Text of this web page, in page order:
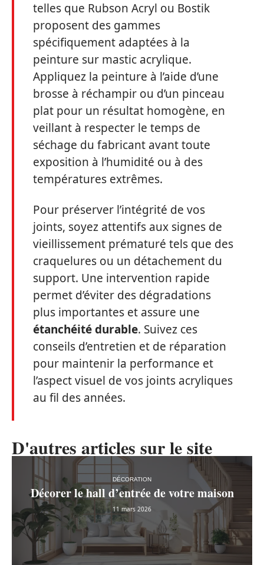
telles que Rubson Acryl ou Bostik
proposent des gammes
spécifiquement adaptées à la
peinture sur mastic acrylique.
Appliquez la peinture à l’aide d’une
brosse à réchampir ou d’un pinceau
plat pour un résultat homogène, en
veillant à respecter le temps de
séchage du fabricant avant toute
exposition à l’humidité ou à des
températures extrêmes.
Pour préserver l’intégrité de vos
joints, soyez attentifs aux signes de
vieillissement prématuré tels que des
craquelures ou un détachement du
support. Une intervention rapide
permet d’éviter des dégradations
plus importantes et assure une
étanchéité durable. Suivez ces
conseils d’entretien et de réparation
pour maintenir la performance et
l’aspect visuel de vos joints acryliques
au fil des années.
D'autres articles sur le site
DÉCORATION
Décorer le hall d’entrée de votre maison
11 mars 2026